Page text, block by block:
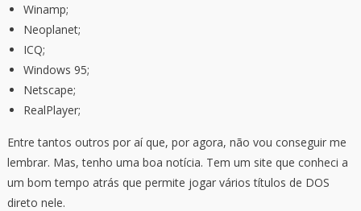
Winamp;
Neoplanet;
ICQ;
Windows 95;
Netscape;
RealPlayer;
Entre tantos outros por aí que, por agora, não vou conseguir me
lembrar. Mas, tenho uma boa notícia. Tem um site que conheci a
um bom tempo atrás que permite jogar vários títulos de DOS
direto nele.